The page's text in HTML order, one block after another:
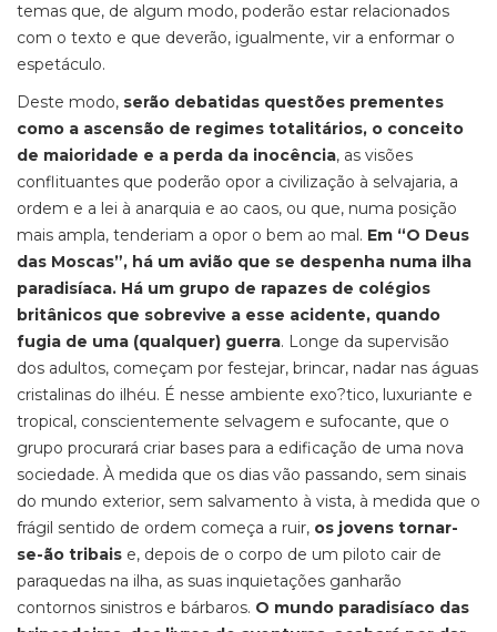
temas que, de algum modo, poderão estar relacionados
com o texto e que deverão, igualmente, vir a enformar o
espetáculo.
Deste modo, serão debatidas questões prementes
como a ascensão de regimes totalitários, o conceito
de maioridade e a perda da inocência, as visões
conflituantes que poderão opor a civilização à selvajaria, a
ordem e a lei à anarquia e ao caos, ou que, numa posição
mais ampla, tenderiam a opor o bem ao mal. Em “O Deus
das Moscas”, há um avião que se despenha numa ilha
paradisíaca. Há um grupo de rapazes de colégios
britânicos que sobrevive a esse acidente, quando
fugia de uma (qualquer) guerra. Longe da supervisão
dos adultos, começam por festejar, brincar, nadar nas águas
cristalinas do ilhéu. É nesse ambiente exo?tico, luxuriante e
tropical, conscientemente selvagem e sufocante, que o
grupo procurará criar bases para a edificação de uma nova
sociedade. À medida que os dias vão passando, sem sinais
do mundo exterior, sem salvamento à vista, à medida que o
frágil sentido de ordem começa a ruir, os jovens tornar-
se-ão tribais e, depois de o corpo de um piloto cair de
paraquedas na ilha, as suas inquietações ganharão
contornos sinistros e bárbaros. O mundo paradisíaco das